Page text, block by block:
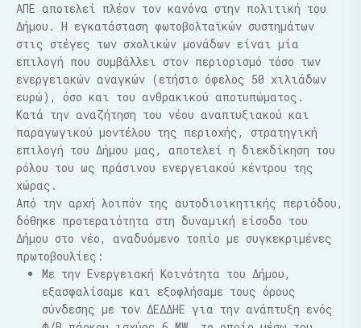
ΑΠΕ αποτελεί πλέον τον κανόνα στην πολιτική του
Δήμου. Η εγκατάσταση φωτοβολταϊκών συστημάτων
στις στέγες των σχολικών μονάδων είναι μία
επιλογή που συμβάλλει στον περιορισμό τόσο των
ενεργειακών αναγκών (ετήσιο όφελος 50 χιλιάδων
ευρώ), όσο και του ανθρακικού αποτυπώματος.
Κατά την αναζήτηση του νέου αναπτυξιακού και
παραγωγικού μοντέλου της περιοχής, στρατηγική
επιλογή του Δήμου μας, αποτελεί η διεκδίκηση του
ρόλου του ως πράσινου ενεργειακού κέντρου της
χώρας.
Από την αρχή λοιπόν της αυτοδιοικητικής περιόδου,
δόθηκε προτεραιότητα στη δυναμική είσοδο του
Δήμου στο νέο, αναδυόμενο τοπίο με συγκεκριμένες
πρωτοβουλίες:
Με την Ενεργειακή Κοινότητα του Δήμου,
εξασφαλίσαμε και εξοφλήσαμε τους όρους
σύνδεσης με τον ΔΕΔΔΗΕ για την ανάπτυξη ενός